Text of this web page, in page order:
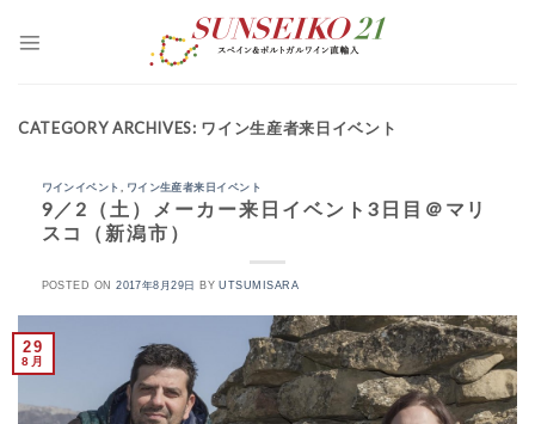
CATEGORY ARCHIVES: ワイン生産者来日イベント
ワインイベント ワイン生産者来日イベント
9／2（土）メーカー来日イベント3日目＠マリ
スコ（新潟市）
POSTED ON2017年8月29日 BYUTSUMISARA
29
8月